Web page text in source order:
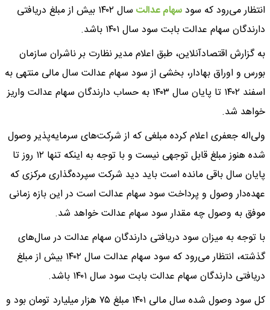
انتظار می‌رود که سودسهام عدالت
سال ۱۴۰۲ بیش از مبلغ دریافتی
دارندگان سهام عدالت بابت سود سال ۱۴۰۱ باشد.
به گزارش اقتصادآنلاین، طبق اعلام مدیر نظارت بر ناشران سازمان
بورس و اوراق بهادار، بخشی از سود سهام عدالت سال مالی منتهی به
اسفند ۱۴۰۲ تا پایان سال ۱۴۰۳ به حساب دارندگان سهام عدالت واریز
خواهد شد.
ولی‌اله جعفری اعلام کرده مبلغی که از شرکت‌های سرمایه‌پذیر وصول
شده هنوز مبلغ قابل توجهی نیست و با توجه به اینکه تنها ۱۲ روز تا
پایان سال باقی مانده است باید دید شرکت سپرده‌گذاری مرکزی که
عهده‌دار وصول و پرداخت سود سهام عدالت است در این بازه زمانی
موفق به وصول چه مقدار سود سهام عدالت خواهد شد.
با توجه به میزان سود دریافتی دارندگان سهام عدالت در سال‌های
گذشته، انتظار می‌رود که سود سهام عدالت سال ۱۴۰۲ بیش از مبلغ
دریافتی دارندگان سهام عدالت بابت سود سال ۱۴۰۱ باشد.
کل سود وصول شده سال مالی ۱۴۰۱ مبلغ ۷۵ هزار میلیارد تومان بود و